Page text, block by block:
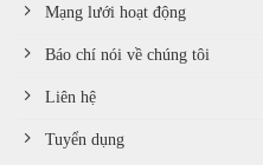
Mạng lưới hoạt động
Báo chí nói về chúng tôi
Liên hệ
Tuyển dụng